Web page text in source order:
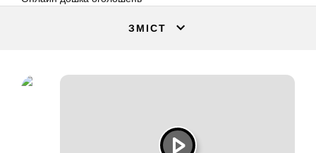
ЗМІСТ